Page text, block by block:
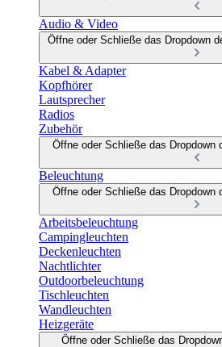
Audio & Video
Öffne oder Schließe das Dropdown
Kabel & Adapter
Kopfhörer
Lautsprecher
Radios
Zubehör
Öffne oder Schließe das Dropdown
Beleuchtung
Öffne oder Schließe das Dropdown
Arbeitsbeleuchtung
Campingleuchten
Deckenleuchten
Nachtlichter
Outdoorbeleuchtung
Tischleuchten
Wandleuchten
Heizgeräte
Öffne oder Schließe das